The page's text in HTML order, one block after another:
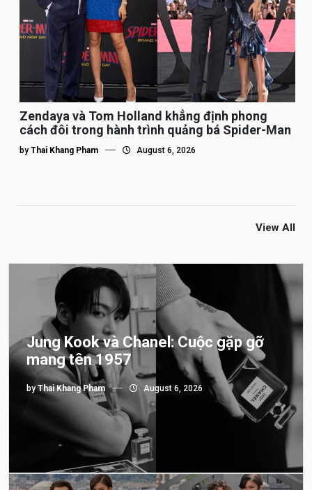
Zendaya và Tom Holland khẳng định phong
cách đôi trong hành trình quảng bá Spider-Man
by Thai Khang Pham August 6, 2026
View All
Jung Kook và Chanel: Cuộc gặp gỡ
mang tên 1957
byThai Khang Pham August 6, 2026